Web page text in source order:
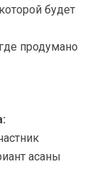
будет
продумано
асаны